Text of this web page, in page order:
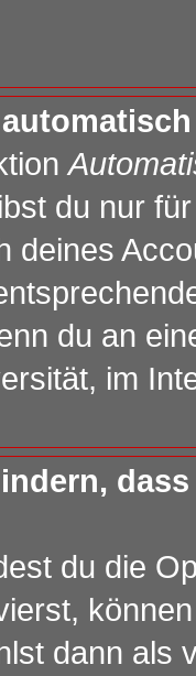
du nur
deines
du an
im
du die
dann als